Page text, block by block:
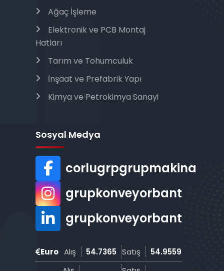
Ağaç İşleme
Elektronik ve PCB Montaj
Hatları
Tarım ve Tohumculuk
İnşaat ve Prefabrik Yapı
Kimya ve Petrokimya Sanayi
Sosyal Medya
corlugrpgrupmakina
grupkonveyorbant
grupkonveyorbant
Euro Alış 54.7365 Satış
54.9559